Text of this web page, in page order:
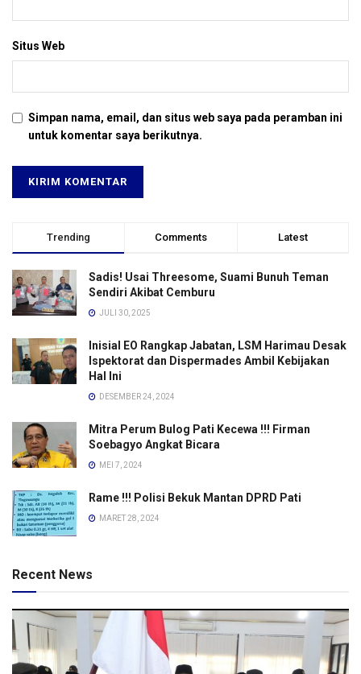
Situs Web
Simpan nama, email, dan situs web saya pada peramban ini
untuk komentar saya berikutnya.
Trending Comments Latest
Sadis! Usai Threesome, Suami Bunuh Teman
Sendiri Akibat Cemburu
JULI 30, 2025
Inisial EO Rangkap Jabatan, LSM Harimau Desak
Ispektorat dan Dispermades Ambil Kebijakan
Hal Ini
DESEMBER 24, 2024
Mitra Perum Bulog Pati Kecewa !!! Firman
Soebagyo Angkat Bicara
MEI 7, 2024
Rame !!! Polisi Bekuk Mantan DPRD Pati
MARET 28, 2024
Recent News